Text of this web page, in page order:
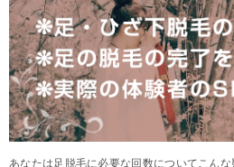
あなたは足脱毛に必要な回数についてこん